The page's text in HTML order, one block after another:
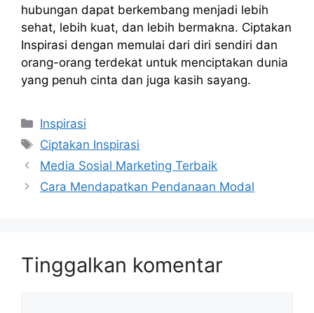
hubungan dapat berkembang menjadi lebih
sehat, lebih kuat, dan lebih bermakna. Ciptakan
Inspirasi dengan memulai dari diri sendiri dan
orang-orang terdekat untuk menciptakan dunia
yang penuh cinta dan juga kasih sayang.
Kategori
Inspirasi
Tag
Ciptakan Inspirasi
Media Sosial Marketing Terbaik
Cara Mendapatkan Pendanaan Modal
Tinggalkan komentar